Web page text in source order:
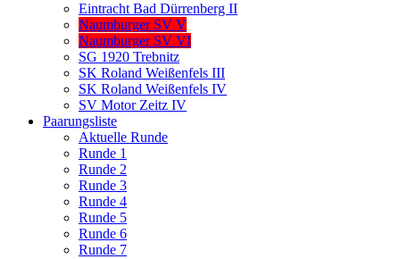
Eintracht Bad Dürrenberg II
Naumburger SV V
Naumburger SV VI
SG 1920 Trebnitz
SK Roland Weißenfels III
SK Roland Weißenfels IV
SV Motor Zeitz IV
Paarungsliste
Aktuelle Runde
Runde 1
Runde 2
Runde 3
Runde 4
Runde 5
Runde 6
Runde 7